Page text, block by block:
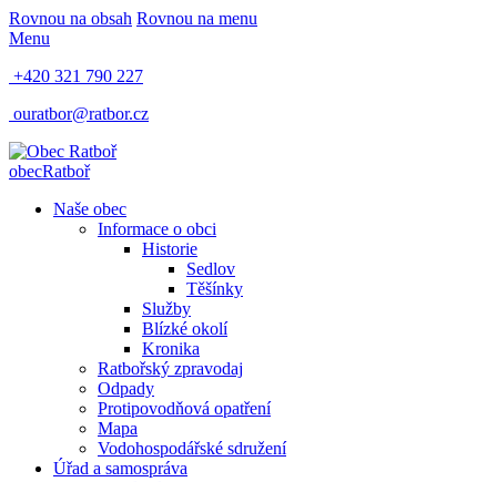
Rovnou na obsah Rovnou na menu
Menu
+420 321 790 227
ouratbor@ratbor.cz
obecRatboř
Naše obec
Informace o obci
Historie
Sedlov
Těšínky
Služby
Blízké okolí
Kronika
Ratbořský zpravodaj
Odpady
Protipovodňová opatření
Mapa
Vodohospodářské sdružení
Úřad a samospráva